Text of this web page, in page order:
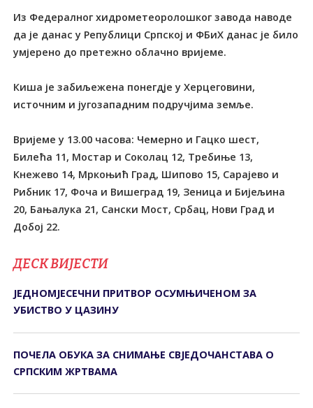
Из Федералног хидрометеоролошког завода наводе
да је данас у Републици Српској и ФБиХ данас је било
умјерено до претежно облачно вријеме.
Киша је забиљежена понегдје у Херцеговини,
источним и југозападним подручјима земље.
Вријеме у 13.00 часова: Чемерно и Гацко шест,
Билећа 11, Мостар и Соколац 12, Требиње 13,
Кнежево 14, Мркоњић Град, Шипово 15, Сарајево и
Рибник 17, Фоча и Вишеград 19, Зеница и Бијељина
20, Бањалука 21, Сански Мост, Србац, Нови Град и
Добој 22.
ДЕСК ВИЈЕСТИ
ЈЕДНОМЈЕСЕЧНИ ПРИТВОР ОСУМЊИЧЕНОМ ЗА
УБИСТВО У ЦАЗИНУ
ПОЧЕЛА ОБУКА ЗА СНИМАЊЕ СВЈЕДОЧАНСТАВА О
СРПСКИМ ЖРТВАМА